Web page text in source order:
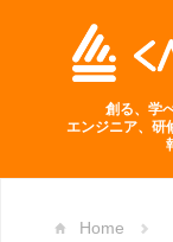
創る、学
エンジニア、研
Home